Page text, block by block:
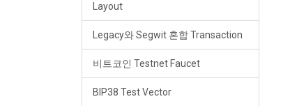
Layout
Legacy와 Segwit 혼합 Transaction
비트코인 Testnet Faucet
BIP38 Test Vector